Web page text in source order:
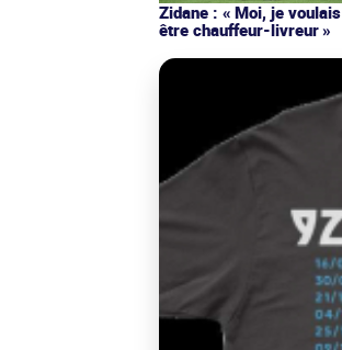
Zidane : « Moi, je voulais
être chauffeur-livreur »